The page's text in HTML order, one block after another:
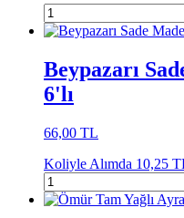
Beypazarı
6'lı
66,00 TL
Koliyle Alımda 10,25